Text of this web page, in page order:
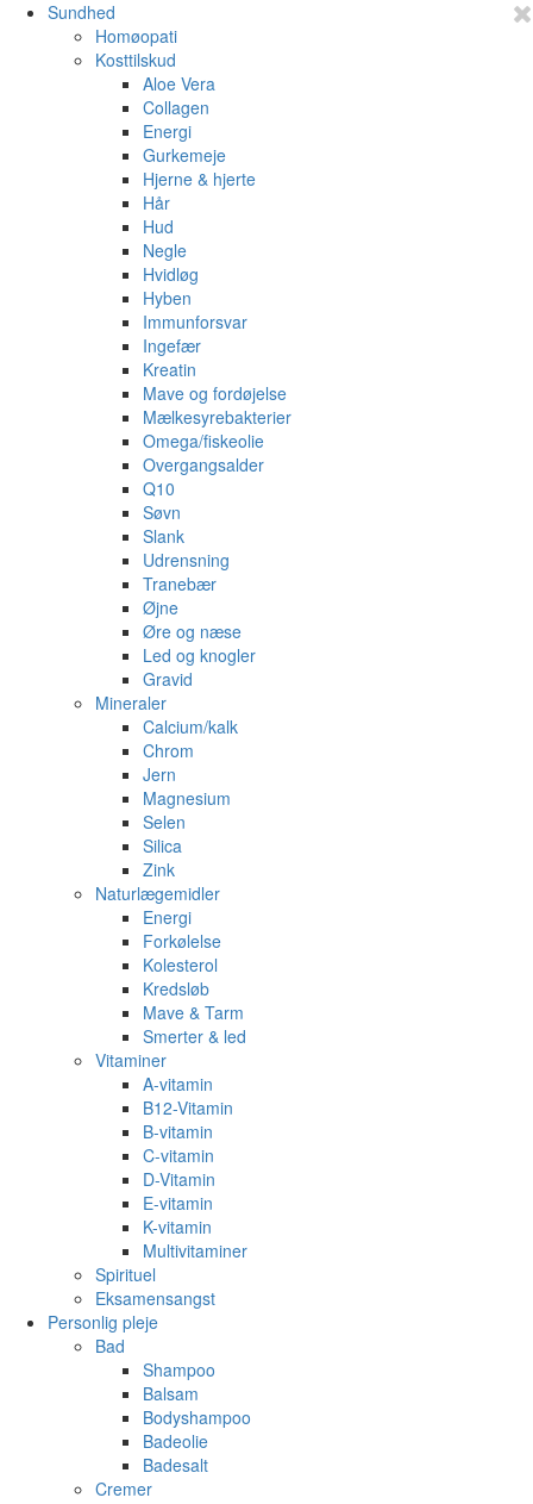
Sundhed
Homøopati
Kosttilskud
Aloe Vera
Collagen
Energi
Gurkemeje
Hjerne & hjerte
Hår
Hud
Negle
Hvidløg
Hyben
Immunforsvar
Ingefær
Kreatin
Mave og fordøjelse
Mælkesyrebakterier
Omega/fiskeolie
Overgangsalder
Q10
Søvn
Slank
Udrensning
Tranebær
Øjne
Øre og næse
Led og knogler
Gravid
Mineraler
Calcium/kalk
Chrom
Jern
Magnesium
Selen
Silica
Zink
Naturlægemidler
Energi
Forkølelse
Kolesterol
Kredsløb
Mave & Tarm
Smerter & led
Vitaminer
A-vitamin
B12-Vitamin
B-vitamin
C-vitamin
D-Vitamin
E-vitamin
K-vitamin
Multivitaminer
Spirituel
Eksamensangst
Personlig pleje
Bad
Shampoo
Balsam
Bodyshampoo
Badeolie
Badesalt
Cremer